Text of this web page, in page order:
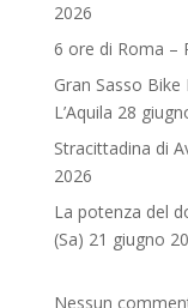
2026
6 ore di Roma –
Gran Sasso
L’Aquila 28
Stracittadina di
2026
La potenza del
(Sa) 21 giugno
Nessun